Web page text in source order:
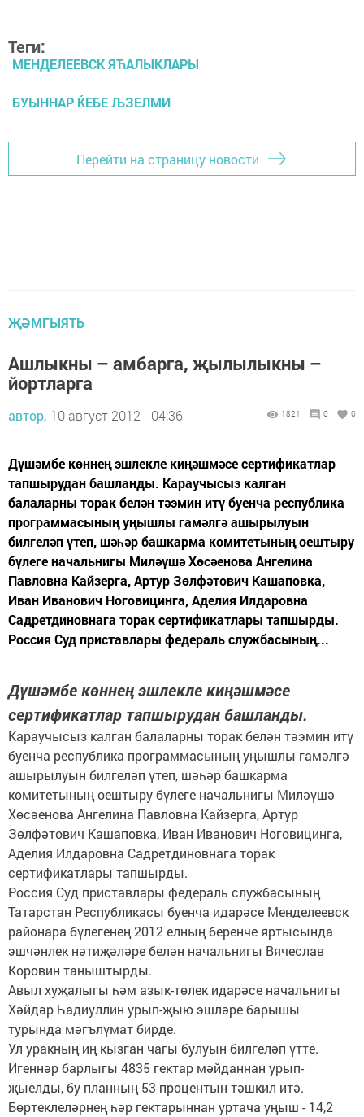
Теги:
МЕНДЕЛЕЕВСК ЯЋАЛЫКЛАРЫ
БУЫННАР ЌЕБЕ ЉЗЕЛМИ
Перейти на страницу новости
ҖӘМГЫЯТЬ
Ашлыкны – амбарга, җылылыкны –
йортларга
автор, 10 август 2012 - 04:36 1821 0 0
Дүшәмбе көннең эшлекле киңәшмәсе сертификатлар
тапшырудан башланды. Караучысыз калган
балаларны торак белән тәэмин итү буенча республика
программасының уңышлы гамәлгә ашырылуын
билгеләп үтеп, шәһәр башкарма комитетының оештыру
бүлеге начальнигы Миләүшә Хөсәенова Ангелина
Павловна Кайзерга, Артур Зөлфәтович Кашаповка,
Иван Иванович Ноговицинга, Аделия Илдаровна
Садретдиновнага торак сертификатлары тапшырды.
Россия Суд приставлары федераль службасының...
Дүшәмбе көннең эшлекле киңәшмәсе
сертификатлар тапшырудан башланды.
Караучысыз калган балаларны торак белән тәэмин итү
буенча республика программасының уңышлы гамәлгә
ашырылуын билгеләп үтеп, шәһәр башкарма
комитетының оештыру бүлеге начальнигы Миләүшә
Хөсәенова Ангелина Павловна Кайзерга, Артур
Зөлфәтович Кашаповка, Иван Иванович Ноговицинга,
Аделия Илдаровна Садретдиновнага торак
сертификатлары тапшырды.
Россия Суд приставлары федераль службасының
Татарстан Республикасы буенча идарәсе Менделеевск
районара бүлегенең 2012 елның беренче яртысында
эшчәнлек нәтиҗәләре белән начальнигы Вячеслав
Коровин таныштырды.
Авыл хуҗалыгы һәм азык-төлек идарәсе начальнигы
Хәйдәр Һадиуллин урып-җыю эшләре барышы
турында мәгълүмат бирде.
Ул уракның иң кызган чагы булуын билгеләп үтте.
Игеннәр барлыгы 4835 гектар мәйданнан урып-
җыелды, бу планның 53 процентын тәшкил итә.
Бөртеклеләрнең һәр гектарыннан уртача уңыш - 14,2